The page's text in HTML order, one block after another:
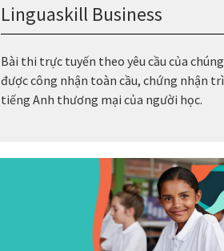
Linguaskill Business
Bài thi trực tuyến theo yêu cầu của
được công nhận toàn cầu, chứng nhận
tiếng Anh thương mại của người học.